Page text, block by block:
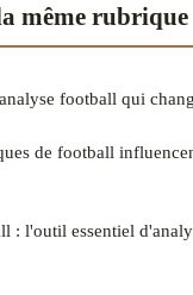
même rubrique
football qui
de football
: l'outil essentiel